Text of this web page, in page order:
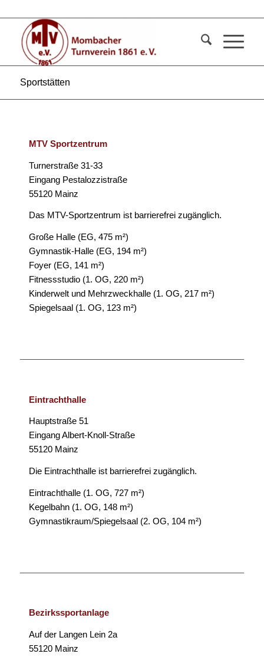
Sportstätten
MTV Sportzentrum
Turnerstraße 31-33
Eingang Pestalozzistraße
55120 Mainz
Das MTV-Sportzentrum ist barrierefrei zugänglich.
Große Halle (EG, 475 m²)
Gymnastik-Halle (EG, 194 m²)
Foyer (EG, 141 m²)
Fitnessstudio (1. OG, 220 m²)
Kinderwelt und Mehrzweckhalle (1. OG, 217 m²)
Spiegelsaal (1. OG, 123 m²)
Eintrachthalle
Hauptstraße 51
Eingang Albert-Knoll-Straße
55120 Mainz
Die Eintrachthalle ist barrierefrei zugänglich.
Eintrachthalle (1. OG, 727 m²)
Kegelbahn (1. OG, 148 m²)
Gymnastikraum/Spiegelsaal (2. OG, 104 m²)
Bezirkssportanlage
Auf der Langen Lein 2a
55120 Mainz